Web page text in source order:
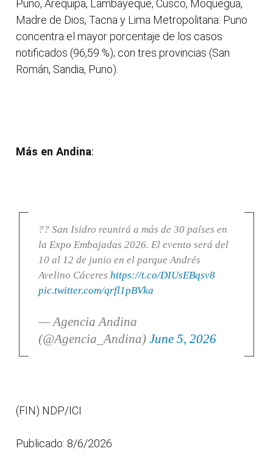
Puno, Arequipa, Lambayeque, Cusco, Moquegua,
Madre de Dios, Tacna y Lima Metropolitana. Puno
concentra el mayor porcentaje de los casos
notificados (96,59 %); con tres provincias (San
Román, Sandia, Puno).
Más en Andina:
?? San Isidro reunirá a más de 30 países en
la Expo Embajadas 2026. El evento será del
10 al 12 de junio en el parque Andrés
Avelino Cáceres https://t.co/DIUsEBqsv8
pic.twitter.com/qrfl1pBVka
— Agencia Andina
(@Agencia_Andina) June 5, 2026
(FIN) NDP/ICI
Publicado: 8/6/2026